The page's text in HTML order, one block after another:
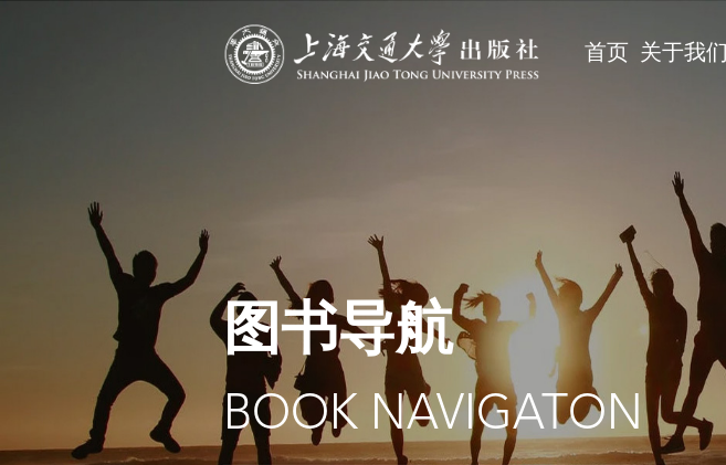
首页 关于我们
图书导航
BOOK NAVIGATON